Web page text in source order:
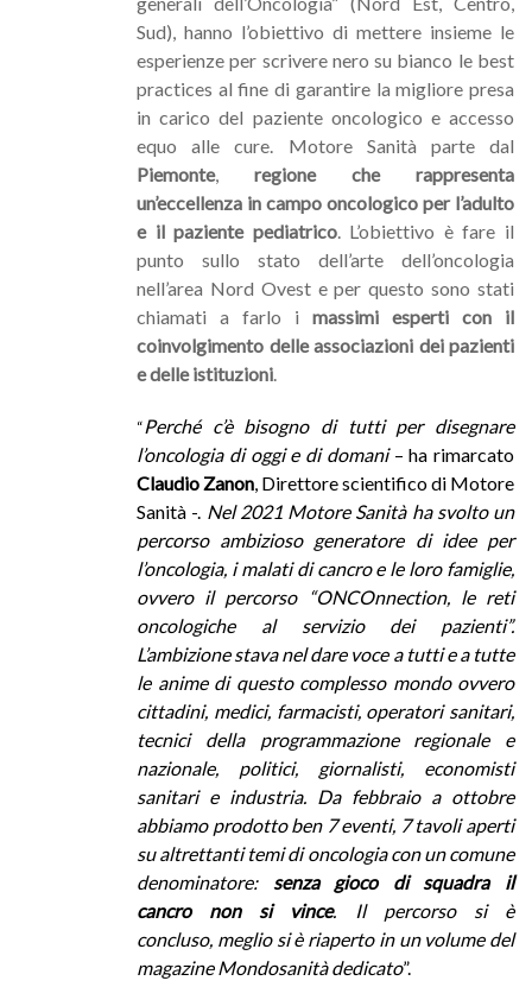
Sud), hanno l’obiettivo di mettere insieme le
esperienze per scrivere nero su bianco le best
practices al fine di garantire la migliore presa
in carico del paziente oncologico e accesso
equo alle cure. Motore Sanità parte dal
Piemonte, regione che rappresenta
un’eccellenza in campo oncologico per l’adulto
e il paziente pediatrico. L’obiettivo è fare il
punto sullo stato dell’arte dell’oncologia
nell’area Nord Ovest e per questo sono stati
chiamati a farlo i massimi esperti con il
coinvolgimento delle associazioni dei pazienti
e delle istituzioni.
“Perché c’è bisogno di tutti per disegnare
l’oncologia di oggi e di domani– ha rimarcato
Claudio Zanon, Direttore scientifico di Motore
Sanità -. Nel 2021 Motore Sanità ha svolto un
percorso ambizioso generatore di idee per
l’oncologia, i malati di cancro e le loro famiglie,
ovvero il percorso “ONCOnnection, le reti
oncologiche al servizio dei pazienti”.
L’ambizione stava nel dare voce a tutti e a tutte
le anime di questo complesso mondo ovvero
cittadini, medici, farmacisti, operatori sanitari,
tecnici della programmazione regionale e
nazionale, politici, giornalisti, economisti
sanitari e industria. Da febbraio a ottobre
abbiamo prodotto ben 7 eventi, 7 tavoli aperti
su altrettanti temi di oncologia con un comune
denominatore: senza gioco di squadra il
cancro non si vince. Il percorso si è
concluso, meglio si è riaperto in un volume del
magazine Mondosanità dedicato”.